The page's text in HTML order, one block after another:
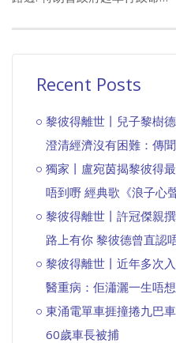
Recent Posts
黎彼得離世丨兒子黎樹
澄清經濟沒有困難：傳
獨家丨盧宛茵揭黎彼得
唔到嘢 經典歌《浪子心
黎彼得離世丨許冠傑親
路上有你 黎彼德曾直認
黎彼得離世丨近年多次
醫重病：佢瀟灑一生唔
東涌電單車捱撞捲九巴
60歲車長被捕